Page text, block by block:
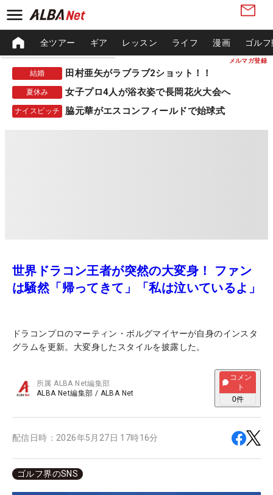
メルマガ登録
全ツアー ギア レッスン ライフ 漫画 ゴル
結婚 田村亜矢がラブラブ2ショット！！
夏休み 女子プロ4人が浴衣姿で長岡花火大会へ
ナイスピッチ 脇元華がエスコンフィールドで始球式
世界ドラコン王者が突然の大変身！ ファン
は騒然「帰ってきて」「私は泣いているよ」
ドラコンプロのマーティン・ボルグマイヤーが自身のインスタ
グラムを更新。大変身したスタイルを披露した。
所属ALBA Net編集部
ALBA Net編集部 / ALBA Net
コメン
ト
0件
配信日時： 2026年5月27日 17時16分
ゴルフ界のSNS